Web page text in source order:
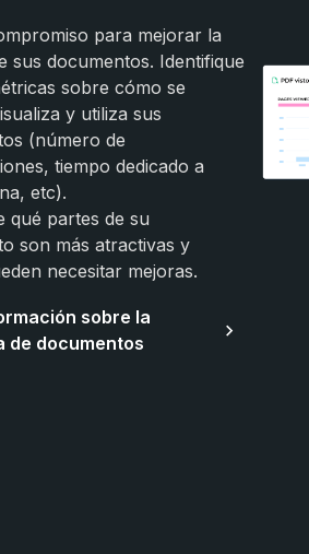
para mejorar la
sus documentos. Identifique
sobre cómo se
y utiliza sus
(número de
tiempo dedicado a
etc).
qué partes de su
son más atractivas y
necesitar mejoras.
sobre la
de documentos